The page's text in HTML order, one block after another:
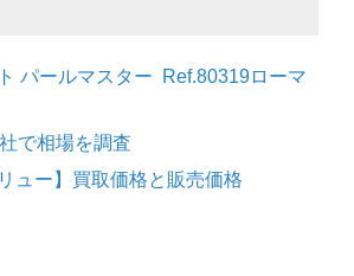
パールマスター Ref.80319ローマ
で相場を調査
ュー】買取価格と販売価格